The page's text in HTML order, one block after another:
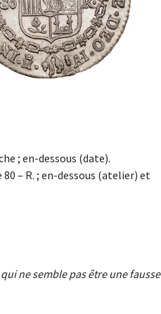
; en-dessous (date).
80 – R. ; en-dessous (atelier) et
ne semble pas être une fausse